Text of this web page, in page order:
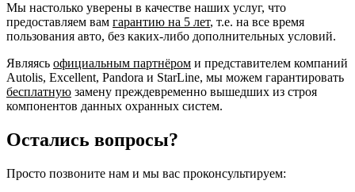
Мы настолько уверены в качестве наших услуг, что
предоставляем вам гарантию на 5 лет, т.е. на все время
пользования авто, без каких-либо дополнительных условий.
Являясь официальным партнёром и представителем компаний
Autolis, Excellent, Pandora и StarLine, мы можем гарантировать
бесплатную замену преждевременно вышедших из строя
компонентов данных охранных систем.
Остались вопросы?
Просто позвоните нам и мы вас проконсультируем: